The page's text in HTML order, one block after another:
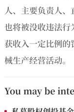
人、主要负责人、
也将被没收违法
获收入一定比例
械生产经营活动。
You may be